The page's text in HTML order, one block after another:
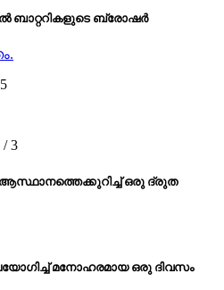
ബാറ്ററികളുടെ ബ്രോഷർ
3
ആസ്ഥാനത്തെക്കുറിച്ച് ഒരു ദ്രുത
മനോഹരമായ ഒരു ദിവസം